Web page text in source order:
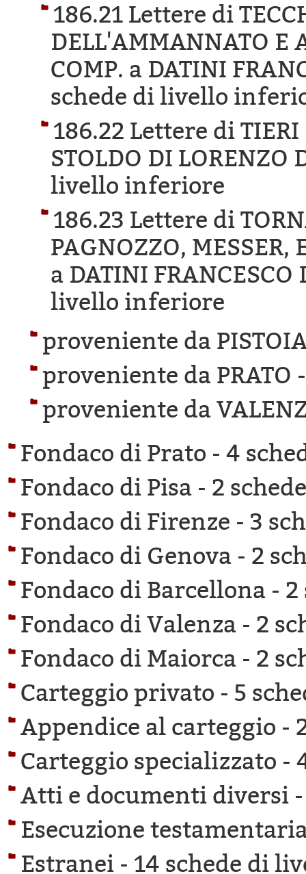
186.21 Lettere di
DELL'AMMANNATO E
COMP. a DATINI
schede di livello
186.22 Lettere di TIERI
STOLDO DI LORENZO
livello inferiore
186.23 Lettere di
PAGNOZZO, MESSER,
a DATINI
livello inferiore
proveniente da
proveniente da PRATO
proveniente da
Fondaco di Prato - 4
Fondaco di Pisa - 2
Fondaco di Firenze - 3
Fondaco di Genova - 2
Fondaco di Barcellona - 2
Fondaco di Valenza - 2
Fondaco di Maiorca - 2
Carteggio privato - 5
Appendice al carteggio -
Carteggio specializzato -
Atti e documenti diversi
Esecuzione
Estranei - 14 schede di